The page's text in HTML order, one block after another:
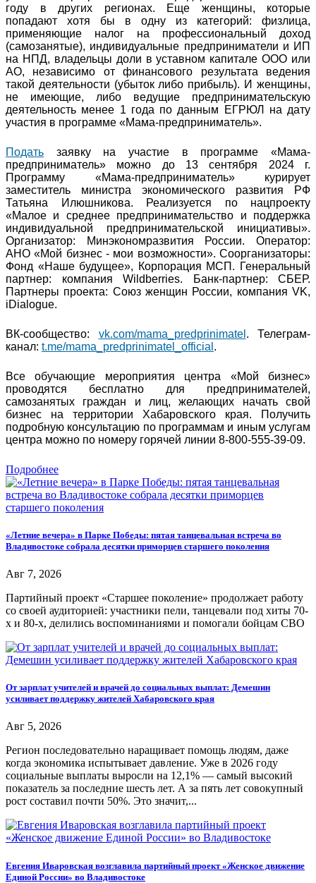
году в других регионах. Еще женщины, которые
попадают хотя бы в одну из категорий: физлица,
применяющие налог на профессиональный доход
(самозанятые), индивидуальные предприниматели и ИП
на НПД, владельцы доли в уставном капитале ООО или
АО, независимо от финансового результата ведения
такой деятельности (убыток либо прибыль). И женщины,
не имеющие, либо ведущие предпринимательскую
деятельность менее 1 года по данным ЕГРЮЛ на дату
участия в программе «Мама-предприниматель».
Подать заявку на участие в программе «Мама-
предприниматель» можно до 13 сентября 2024 г.
Программу «Мама-предприниматель» курирует
заместитель министра экономического развития РФ
Татьяна Илюшникова. Реализуется по нацпроекту
«Малое и среднее предпринимательство и поддержка
индивидуальной предпринимательской инициативы».
Организатор: Минэкономразвития России. Оператор:
АНО «Мой бизнес - мои возможности». Соорганизаторы:
Фонд «Наше будущее», Корпорация МСП. Генеральный
партнер: компания Wildberries. Банк-партнер: СБЕР.
Партнеры проекта: Союз женщин России, компания VK,
iDialogue.
ВК-сообщество: vk.com/mama_predprinimatel . Телеграм-
канал: t.me/mama_predprinimatel_official .
Все обучающие мероприятия центра «Мой бизнес»
проводятся бесплатно для предпринимателей,
самозанятых граждан и лиц, желающих начать свой
бизнес на территории Хабаровского края. Получить
подробную консультацию по программам и иным услугам
центра можно по номеру горячей линии 8-800-555-39-09.
Подробнее
«Летние вечера» в Парке Победы: пятая танцевальная встреча во
Владивостоке собрала десятки приморцев старшего поколения
Авг 7, 2026
Партийный проект «Старшее поколение» продолжает работу
со своей аудиторией: участники пели, танцевали под хиты 70-
х и 80-х, делились воспоминаниями и помогали бойцам СВО
От зарплат учителей и врачей до социальных выплат: Демешин
усиливает поддержку жителей Хабаровского края
Авг 5, 2026
Регион последовательно наращивает помощь людям, даже
когда экономика испытывает давление. Уже в 2026 году
социальные выплаты выросли на 12,1% — самый высокий
показатель за последние шесть лет. А за пять лет совокупный
рост составил почти 50%. Это значит,...
Евгения Иваровская возглавила партийный проект «Женское движение
Единой России» во Владивостоке